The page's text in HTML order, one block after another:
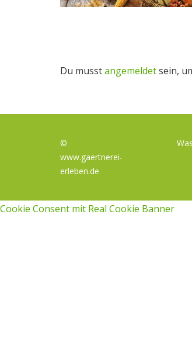
Du musstangemeldetsein,
©
www.gaertnerei-
erleben.de
Cookie Consent mit Real Cookie Banner